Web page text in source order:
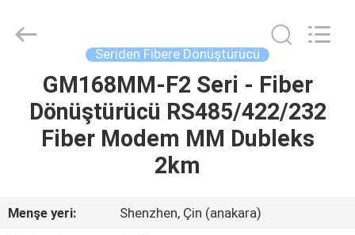
ÜRÜN:%
HAKKIMIZDA
Co.,Ltd.
Seriden Fibere Dönüştürücü
GM168MM-F2 Seri - Fiber
Dönüştürücü RS485/422/232
Fiber Modem MM Dubleks
2km
Menşe yeri:
Shenzhen, Çin (anakara)